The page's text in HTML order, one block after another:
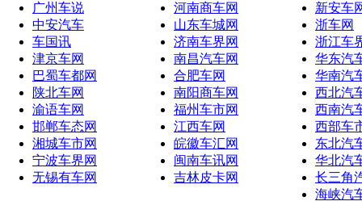
广州车说
中安汽车
车国讯
津京车网
巴蜀车都网
陕北车网
渝语车网
邯郸车态网
湘城车市网
宁波车界网
无锡有车网
河南商车网
山东车城网
济南车界网
南昌汽车网
合肥车网
南阳商车网
福州车市网
江西车网
皖徽车汇网
闽南车讯网
吉林皮卡网
新安车
浙车网
浙江车
华东汽
华南汽
西北汽
西南汽
西部车
东北汽
华北汽
长三角
海峡汽